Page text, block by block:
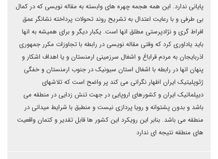
پایانی ندارد. این همه هجمه چهره های وابسته به مقاله نویسی که در کمال
بی طرفی و با رعایت اعتدال به تشریح روند تحولات پرداخته نشانگر عمق
افراط گری و نژادپرستی مطلق انها است. یکبار دیگر و برای همیشه به انها
باید یاداوری کرد که وقتی مقاله نویسی در رابطه با تجاوزات مکرر جمهوری
اذربایجان به مردم قراباغ و اشغال سرزمینی ارمنستان و یا اهداف اشکار و
پنهان انها در رابطه با اشغال استان سیونیک در جنوب ارمنستان و خفگی
ژئوپلیتیک ایران اظهار نگرانی می کند پر واضح است که تلاشهای
دیپلماتیک ایران و کشورهای اروپایی در جهت تنش زدایی در منطقه می
باشد و بدون پشتوانه و رویا پردازی نیست و منطبق با شرایط میدانی در
منطقه می باشد. بنابر این رویکرد این کشور ها قابل تقدیر و کتمان واقعیت
های منطقه نتیجه ای ندارد